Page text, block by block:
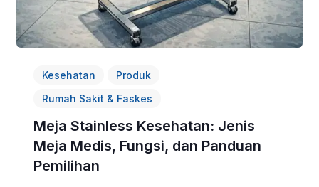
Kesehatan
Produk
Rumah Sakit & Faskes
Meja Stainless Kesehatan: Jenis
Meja Medis, Fungsi, dan Panduan
Pemilihan